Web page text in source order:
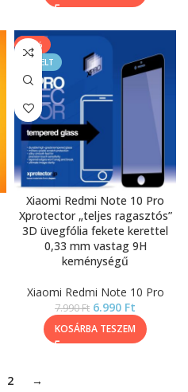
-13%
KIEMELT
Xiaomi Redmi Note 10 Pro
Xprotector „teljes ragasztós”
3D üvegfólia fekete kerettel
0,33 mm vastag 9H
keménységű
Xiaomi Redmi Note 10 Pro
7.990Ft 6.990 Ft
KOSÁRBA TESZEM
2 →